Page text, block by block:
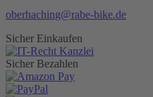
oberhaching@rabe-bike.de
Sicher Einkaufen
Sicher Bezahlen